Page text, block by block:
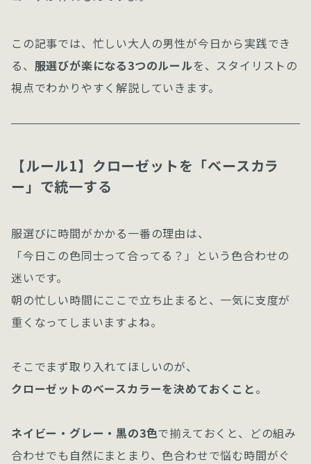
この記事では、忙しい大人の男性が今日から実践でき
る、 服選びが楽になる3つのルールを、スタイリストの
視点でわかりやすく解説していきます。
【ルール1】クローゼットを「ベースカラ
ー」で統一する
服選びに時間がかかる一番の理由は、
「今日この色同士って合ってる？」という色合わせの
迷いです。
朝の忙しい時間にここで立ち止まると、一気に支度が
重くなってしまいますよね。
そこでまず取り入れてほしいのが、
クローゼットのベースカラーを決めておくこと。
ネイビー・グレー・黒の3色で揃えておくと、どの組み
合わせでも自然にまとまり、色合わせで悩む時間がぐ